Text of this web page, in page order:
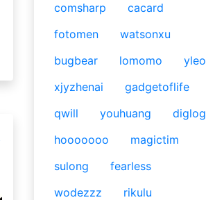
comsharp
cacard
fotomen
watsonxu
bugbear
lomomo
yleo
xjyzhenai
gadgetoflife
qwill
youhuang
diglog
hooooooo
magictim
sulong
fearless
wodezzz
rikulu